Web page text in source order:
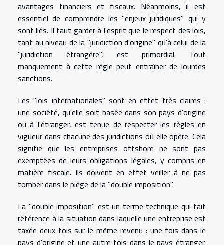
avantages financiers et fiscaux. Néanmoins, il est
essentiel de comprendre les "enjeux juridiques" qui y
sont liés. Il faut garder à l'esprit que le respect des lois,
tant au niveau de la "juridiction d'origine" qu'à celui de la
"juridiction étrangère", est primordial. Tout
manquement à cette règle peut entraîner de lourdes
sanctions.
Les "lois internationales" sont en effet très claires :
une société, qu'elle soit basée dans son pays d'origine
ou à l'étranger, est tenue de respecter les règles en
vigueur dans chacune des juridictions où elle opère. Cela
signifie que les entreprises offshore ne sont pas
exemptées de leurs obligations légales, y compris en
matière fiscale. Ils doivent en effet veiller à ne pas
tomber dans le piège de la "double imposition".
La "double imposition" est un terme technique qui fait
référence à la situation dans laquelle une entreprise est
taxée deux fois sur le même revenu : une fois dans le